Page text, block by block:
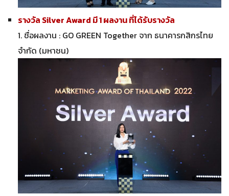
รางวัล Silver Award มี 1 ผลงาน ที่ได้รับรางวัล
1. ชื่อผลงาน : GO GREEN Together จาก ธนาคารกสิกรไทย
จํากัด (มหาชน)